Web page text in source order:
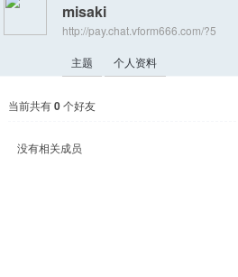
VF›
misaki
http://pay.chat.vform666.com/?5
主题 个人资料
当前共有0个好友
没有相关成员